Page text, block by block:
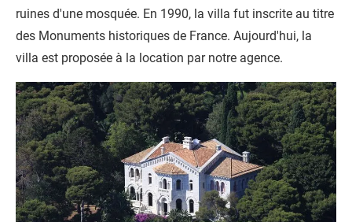
ruines d'une mosquée. En 1990, la villa fut inscrite au titre
des Monuments historiques de France. Aujourd'hui, la
villa est proposée à la location par notre agence.